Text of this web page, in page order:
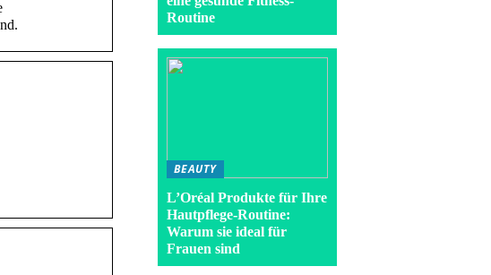
Routine
BEAUTY
L’Oréal Produkte für Ihre
Hautpflege-Routine:
Warum sie ideal für
Frauen sind